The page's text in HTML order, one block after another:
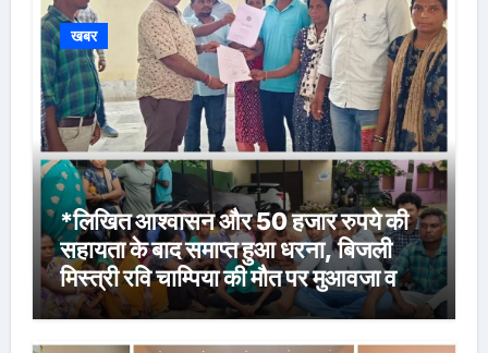
खबर
*लिखित आश्वासन और 50 हजार रुपये की
सहायता के बाद समाप्त हुआ धरना, बिजली
मिस्त्री रवि चाम्पिया की मौत पर मुआवजा व
नौकरी की मांग*